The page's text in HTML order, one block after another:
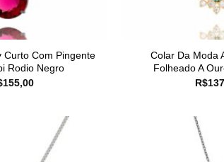
Curto Com Pingente
Rodio Negro
155,00
Colar Da Moda
Folheado A
R$